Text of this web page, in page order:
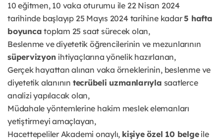
10 eğitmen, 10 vaka oturumu ile 22 Nisan 2024
tarihinde başlayıp 25 Mayıs 2024 tarihine kadar5 hafta
boyunca toplam 25 saat sürecek olan,
Beslenme ve diyetetik öğrencilerinin ve mezunlarının
süpervizyon ihtiyaçlarına yönelik hazırlanan,
Gerçek hayattan alınan vaka örneklerinin, beslenme ve
diyetetik alanının tecrübeli uzmanlarıyla saatlerce
analizi yapılacak olan,
Müdahale yöntemlerine hakim meslek elemanları
yetiştirmeyi amaçlayan,
Hacettepeliler Akademi onaylı, kişiye özel 10 belgeile